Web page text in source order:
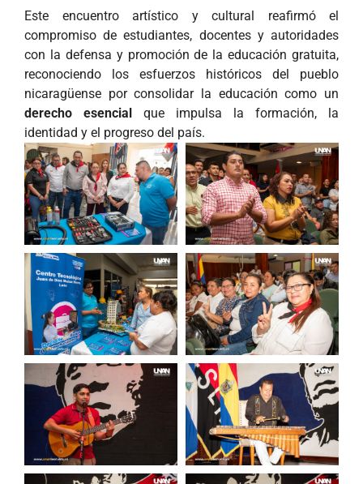
Este encuentro artístico y cultural reafirmó el
compromiso de estudiantes, docentes y autoridades
con la defensa y promoción de la educación gratuita,
reconociendo los esfuerzos históricos del pueblo
nicaragüense por consolidar la educación como un
derecho esencial
que impulsa la formación, la
identidad y el progreso del país.